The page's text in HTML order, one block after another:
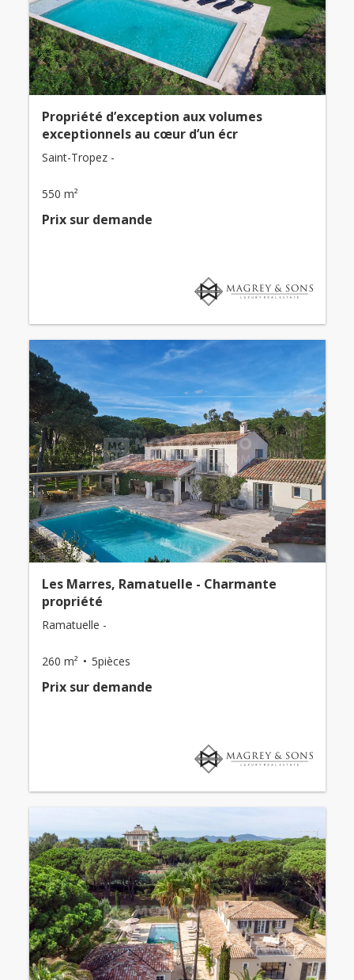
Propriété d’exception aux volumes
exceptionnels au cœur d’un écr
Saint-Tropez -
550 m²
Prix ​​sur demande
Les Marres, Ramatuelle - Charmante
propriété
Ramatuelle -
260 m² 5pièces
Prix ​​sur demande